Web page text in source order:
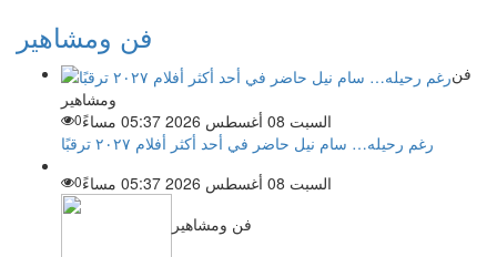
فن ومشاهير
فن
ومشاهير
السبت 08 أغسطس 2026 05:37 مساءً
0
رغم رحيله… سام نيل حاضر في أحد أكثر أفلام ٢٠٢٧ ترقبًا
السبت 08 أغسطس 2026 05:37 مساءً
0
فن ومشاهير